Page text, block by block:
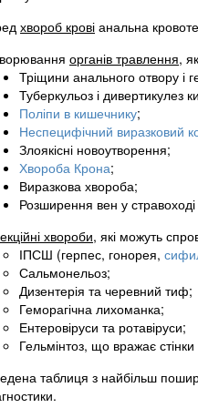
хвороб крові анальна
органів травлення,
Тріщини анального отвору і
Туберкульоз і дивертикулез
Поліпи в кишечнику;
Неспецифічний виразковий
Злоякісні новоутворення;
Хвороба Крона;
Виразкова хвороба;
Розширення вен у стравоході
хвороби, які можуть
ІПСШ (герпес, гонорея,
Сальмонельоз;
Дизентерія та черевний тиф;
Геморагічна лихоманка;
Ентеровіруси та ротавіруси;
Гельмінтоз, що вражає
таблиця з найбільш